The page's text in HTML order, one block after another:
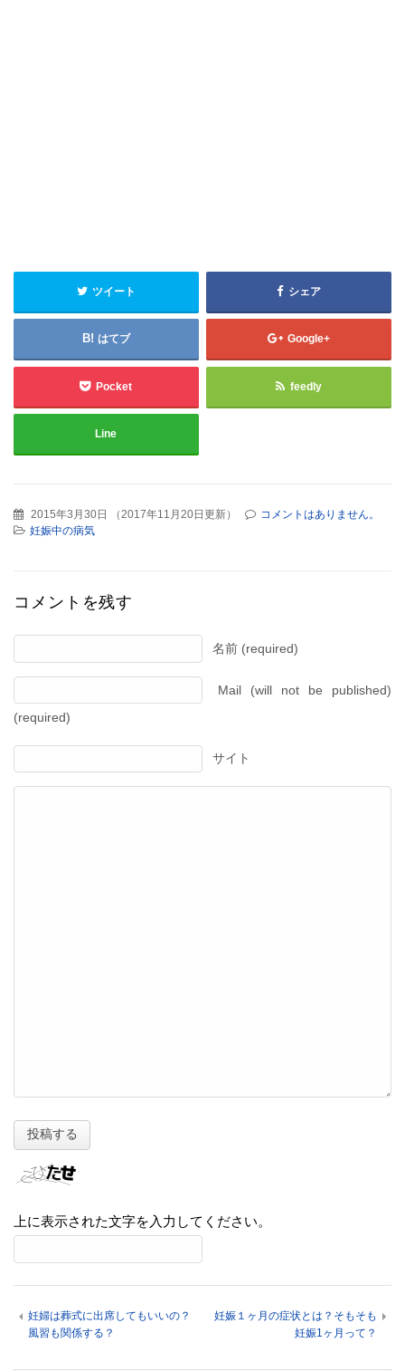
ツイート シェア
はてブ Google+
Pocket feedly
Line
2015年3月30日 （ 2017年11月20日更新）
コメントはありません。
妊娠中の病気
コメントを残す
名前 (required)
Mail (will not be published)
(required)
サイト
上に表示された文字を入力してください。
妊婦は葬式に出席してもいいの？
風習も関係する？
妊娠１ヶ月の症状とは？そもそも
妊娠1ヶ月って？